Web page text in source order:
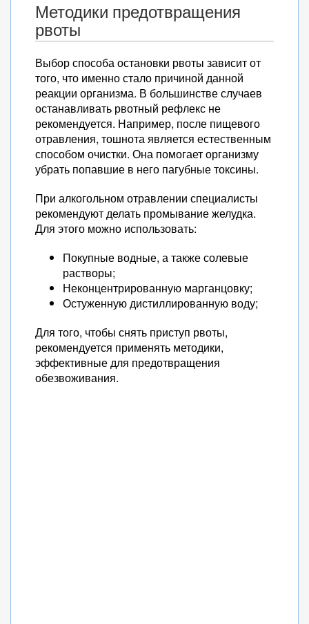
Методики предотвращения
рвоты
Выбор способа остановки рвоты зависит от
того, что именно стало причиной данной
реакции организма. В большинстве случаев
останавливать рвотный рефлекс не
рекомендуется. Например, после пищевого
отравления, тошнота является естественным
способом очистки. Она помогает организму
убрать попавшие в него пагубные токсины.
При алкогольном отравлении специалисты
рекомендуют делать промывание желудка.
Для этого можно использовать:
Покупные водные, а также солевые
растворы;
Неконцентрированную марганцовку;
Остуженную дистиллированную воду;
Для того, чтобы снять приступ рвоты,
рекомендуется применять методики,
эффективные для предотвращения
обезвоживания.